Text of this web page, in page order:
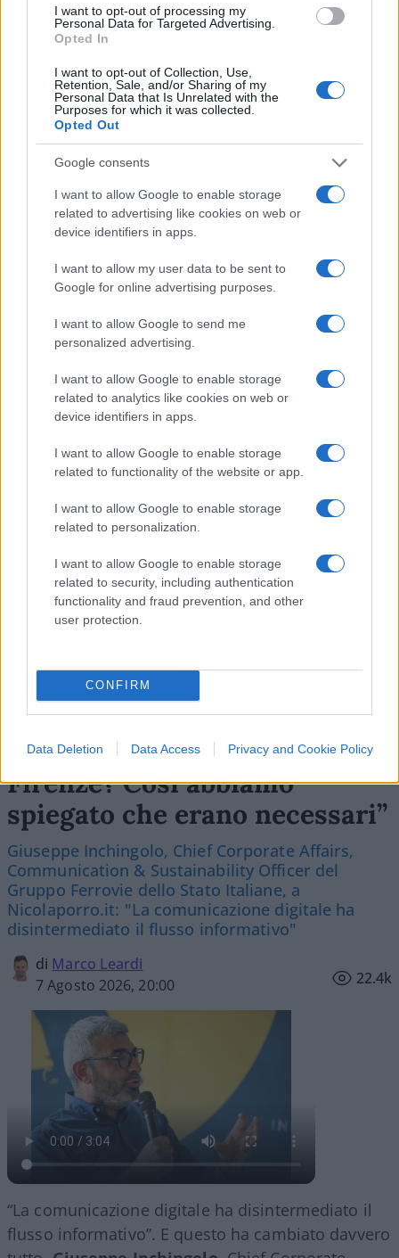
I want to opt-out of processing my
Personal Data for Targeted Advertising.
Opted In
I want to opt-out of Collection, Use,
Retention, Sale, and/or Sharing of my
Personal Data that Is Unrelated with the
Purposes for which it was collected.
Opted Out
Google consents
I want to allow Google to enable storage
related to advertising like cookies on web or
device identifiers in apps.
I want to allow my user data to be sent to
Google for online advertising purposes.
I want to allow Google to send me
personalized advertising.
I want to allow Google to enable storage
related to analytics like cookies on web or
device identifiers in apps.
I want to allow Google to enable storage
related to functionality of the website or app.
I want to allow Google to enable storage
related to personalization.
I want to allow Google to enable storage
related to security, including authentication
functionality and fraud prevention, and other
user protection.
CONFIRM
Data Deletion Data Access Privacy and Cookie Policy
numerose gaffe e cadute di Biden, descrivendo un
Commander in Chief affetto da vari acciacchi.
Popolarità di Trump nonostante
le accuse
Nonostante gli arresti e le imputazioni, tra cui
accuse di abusi sessuali, la popolarità di Trump
con i Repubblicani non sembra essere diminuita.
Tuttavia, rimane un interrogativo se ciò sarà
sufficiente per battere l’attuale presidente in
carica. La risposta a questa domanda influenzerà
#DONALD TRUMP #JOE BIDEN
Leggi i commenti
SEDUTE SATIRICHE
Vignetta del 07/08/2026
“I lavori sulle ferrovie a
Firenze? Così abbiamo
spiegato che erano necessari”
Giuseppe Inchingolo, Chief Corporate Affairs,
Communication & Sustainability Officer del
Gruppo Ferrovie dello Stato Italiane, a
Nicolaporro.it: "La comunicazione digitale ha
disintermediato il flusso informativo"
di Marco Leardi
7 Agosto 2026, 20:00
22.4k
“La comunicazione digitale ha disintermediato il
flusso informativo”. E questo ha cambiato davvero